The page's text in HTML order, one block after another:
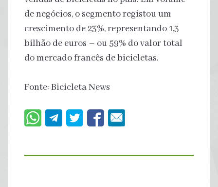
de negócios, o segmento registou um
crescimento de 23%, representando 1,3
bilhão de euros – ou 59% do valor total
do mercado francês de bicicletas.
Fonte: Bicicleta News